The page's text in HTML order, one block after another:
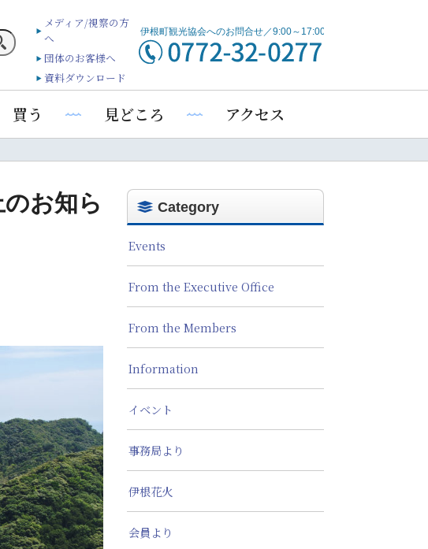
メディア/視察の方
へ
団体のお客様へ
資料ダウンロード
買う 見どころ アクセス
お知ら
Category
Events
From the Executive Office
From the Members
Information
イベント
事務局より
伊根花火
会員より